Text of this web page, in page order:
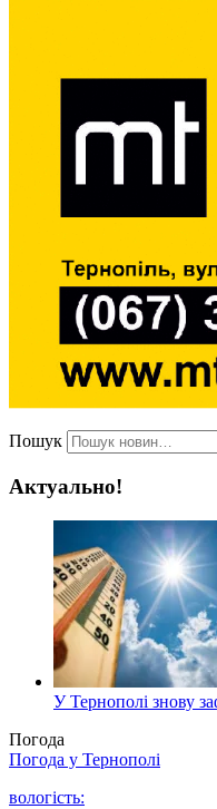
Пошук
Актуально!
У Тернополі знову
Погода
Погода у Тернополі
вологість: